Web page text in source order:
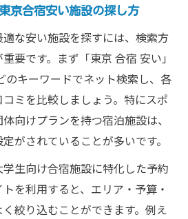
京合宿安い施設の探し方
な安い施設を探すには、検索方
要です。まず「東京 合宿 安い」
のキーワードでネット検索し、各
ミを比較しましょう。特にスポ
向けプランを持つ宿泊施設は、
がされていることが多いです。
生向け合宿施設に特化した予約
を利用すると、エリア・予算・
絞り込むことができます。例え